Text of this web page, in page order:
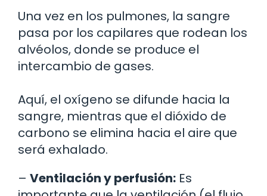
Una vez en los pulmones, la sangre
pasa por los capilares que rodean los
alvéolos, donde se produce el
intercambio de gases.
Aquí, el oxígeno se difunde hacia la
sangre, mientras que el dióxido de
carbono se elimina hacia el aire que
será exhalado.
– Ventilación y perfusión: Es